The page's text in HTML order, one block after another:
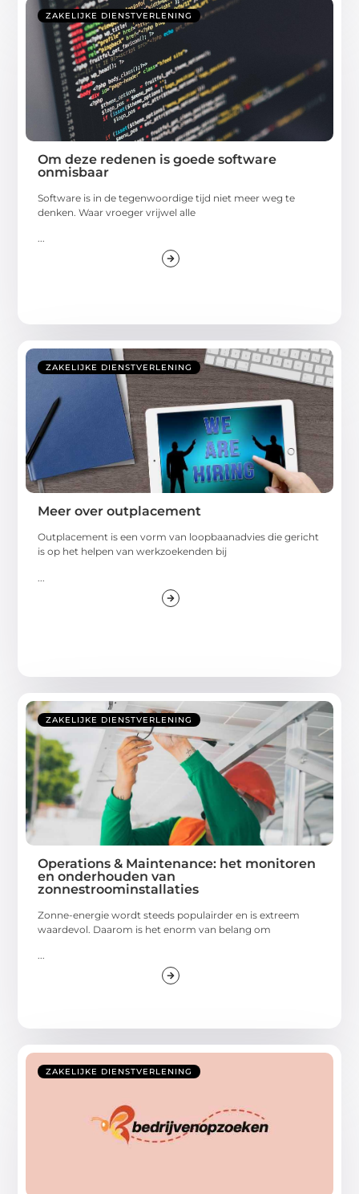
ZAKELIJKE DIENSTVERLENING
Om deze redenen is goede software
onmisbaar
Software is in de tegenwoordige tijd niet meer weg te
denken. Waar vroeger vrijwel alle
...
ZAKELIJKE DIENSTVERLENING
Meer over outplacement
Outplacement is een vorm van loopbaanadvies die gericht
is op het helpen van werkzoekenden bij
ZAKELIJKE DIENSTVERLENING
Operations & Maintenance: het monitoren
en onderhouden van
zonnestroominstallaties
Zonne-energie wordt steeds populairder en is extreem
waardevol. Daarom is het enorm van belang om
ZAKELIJKE DIENSTVERLENING